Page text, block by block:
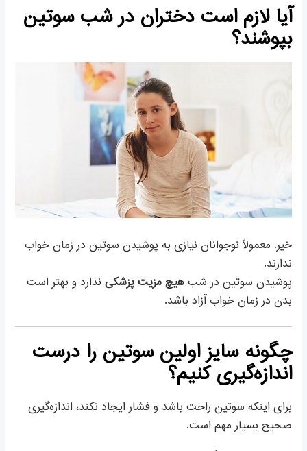
آیا لازم است دختران در شب سوتین
بپوشند؟
خیر. معمولاً نوجوانان نیازی به پوشیدن سوتین در زمان خواب
ندارند.
پوشیدن سوتین در شبهیچ مزیت پزشکی ندارد و بهتر است
بدن در زمان خواب آزاد باشد.
چگونه سایز اولین سوتین را درست
اندازه‌گیری کنیم؟
برای اینکه سوتین راحت باشد و فشار ایجاد نکند، اندازه‌گیری
صحیح بسیار مهم است.